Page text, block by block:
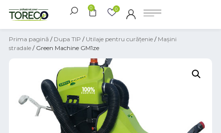
0 0
Prima pagină / Dupa TIP / Utilaje pentru curățenie / Mașini
stradale / Green Machine GM1ze